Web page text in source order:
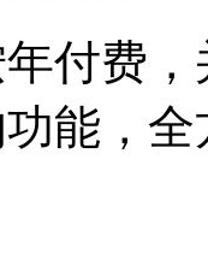
付费
能，